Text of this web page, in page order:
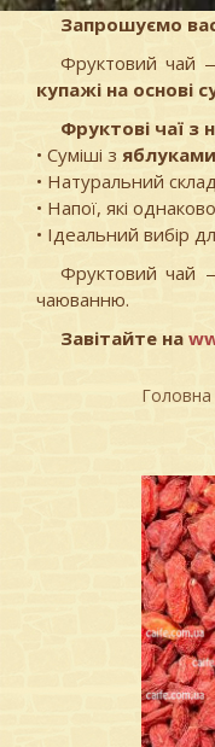
Запрошуємо
Фруктовий чай
купажі на основі
Фруктові чаї з
• Суміші з
• Натуральний
• Напої, які
• Ідеальний вибір
Фруктовий чай
чаюванню.
Завітайте на
Головна